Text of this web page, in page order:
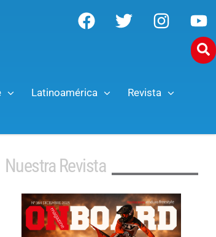
Latinoamérica Revista
Nuestra Revista